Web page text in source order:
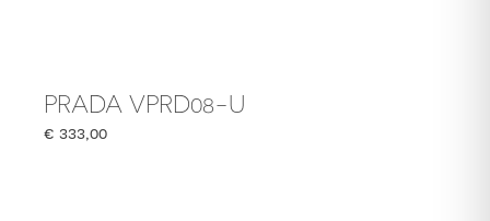
PRADA VPRD08-U
€ 333,00